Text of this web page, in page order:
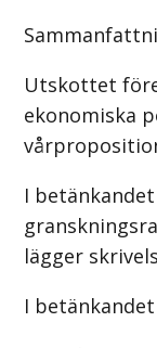
Utskottet
ekonomiska
I
lägger
I